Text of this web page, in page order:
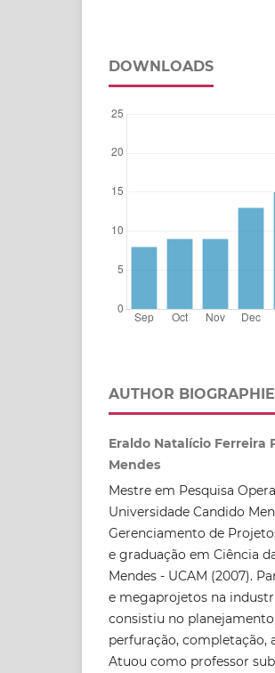
DOWNLOADS
AUTHOR
Eraldo Natalício Ferreira
Mendes
Mestre em Pesquisa
Universidade Candido
Gerenciamento de
e graduação em Ciência
Mendes - UCAM (2007).
e megaprojetos na
consistiu no
perfuração, completação,
Atuou como professor